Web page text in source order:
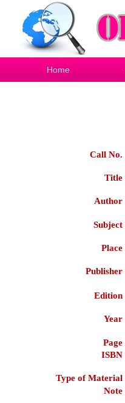
Home
Call No.
Title
Author
Subject
Place
Publisher
Edition
Year
Page
ISBN
Type of Material
Note